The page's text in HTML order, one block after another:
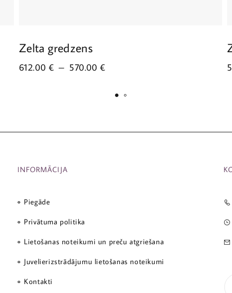
Zelta gredzens
570.00€
–
612.00 €
INFORMĀCIJA
Piegāde
Privātuma politika
Lietošanas noteikumi un preču atgriešana
Juvelierizstrādājumu lietošanas noteikumi
Kontakti